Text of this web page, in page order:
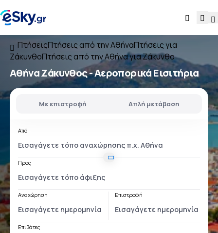
ΠτήσειςΠτήσεις από την ΑθήναΠτήσεις για
ΖάκυνθοΠτήσεις από την Αθήνα για Ζάκυνθο
Αθήνα Ζάκυνθος- Αεροπορικά Εισιτήρια
Με επιστροφή Απλή μετάβαση
Από
Προς
Αναχώρηση Επιστροφή
Επιβάτες